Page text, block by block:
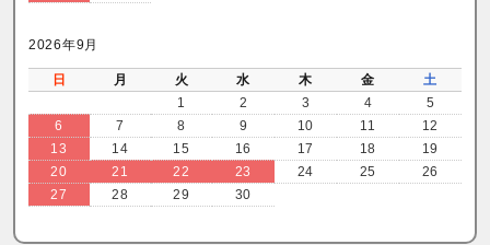
2026年9月
日 月 火 水 木 金
土
1
2 3 4
5
6
7 8 9 10 11
12
13
14 15 16 17 18
19
20
21 22 23 24 25
26
27
28 29 30